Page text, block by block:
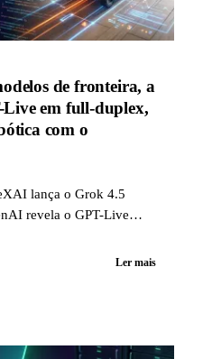
de fronteira, a
em full-duplex,
com o
lança o Grok 4.5
revela o GPT-Live
de navegação robótica
Ler mais